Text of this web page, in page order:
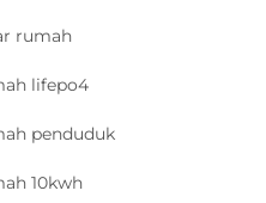
rumah
lifepo4
penduduk
10kwh